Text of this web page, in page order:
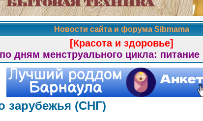
Новости сайта и форума Sibmama
[Красота и здоровье]
дням менструального цикла: питание
зарубежья (СНГ)